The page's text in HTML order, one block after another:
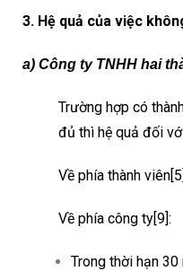
3. Hệ quả của việc
a) Công ty TNHH hai
Trường hợp có
đủ thì hệ quả đối
Về phía thành viên[5]
Về phía công ty[9]:
Trong thời hạn